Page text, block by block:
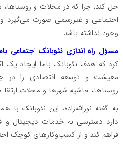
حل کند، چرا که در محلات و روستاها،
اجتماعی و غیررسمی صورت می‌گیرد
وجود نداشته باشد.
مسؤل راه اندازی نئوبانک اجتماعی
کرد که هدف نئوبانک باما ایجاد یک
معیشت و توسعه اقتصادی را
روستاها، حاشیه شهرها و محلات
به گفته نورالله‌زاده، این نئوبانک
دارد دسترسی به خدمات دیجیتال و
فراهم کند و از کسب‌وکارهای کوچک